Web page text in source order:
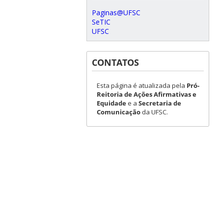
Paginas@UFSC
SeTIC
UFSC
CONTATOS
Esta página é atualizada pela Pró-
Reitoria de Ações Afirmativas e
Equidadee a Secretaria de
Comunicaçãoda UFSC.